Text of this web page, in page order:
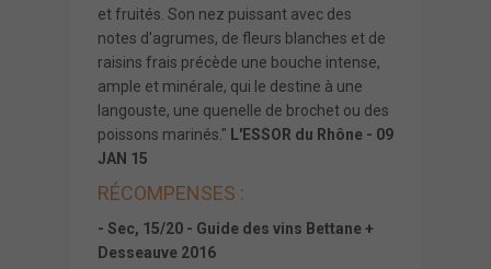
et fruités. Son nez puissant avec des
notes d'agrumes, de fleurs blanches et de
raisins frais précède une bouche intense,
ample et minérale, qui le destine à une
langouste, une quenelle de brochet ou des
poissons marinés." L'ESSOR du Rhône - 09
JAN 15
RÉCOMPENSES :
- Sec, 15/20 - Guide des vins Bettane +
Desseauve 2016